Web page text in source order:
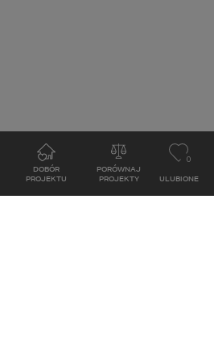
DOBÓR
PROJEKTU
PORÓWNAJ
PROJEKTY
ULUBIONE
0